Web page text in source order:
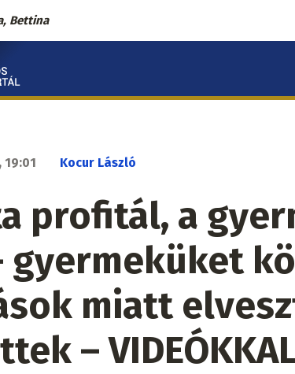
Bettina
19:01 Kocur László
profitál, a
gyermeküket
miatt
–